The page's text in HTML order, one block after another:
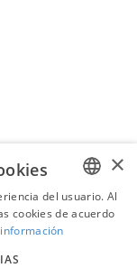
/ الجزائر
ENGLISH
×
del usuario. Al
cookies de acuerdo